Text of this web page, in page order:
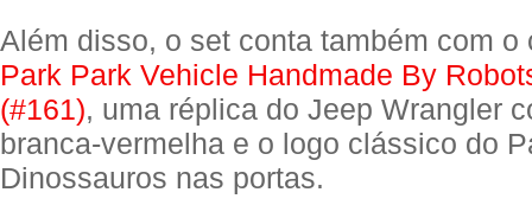
Além disso, o set conta também com
Park Park Vehicle Handmade By
(#161), uma réplica do Jeep Wrangler
branca-vermelha e o logo clássico do
Dinossauros nas portas.